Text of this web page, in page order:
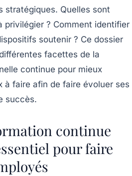
stratégiques. Quelles sont
privilégier ? Comment identifier
soutenir ? Ce dossier
facettes de la
continue pour mieux
à faire afin de faire évoluer ses
succès.
continue
pour faire